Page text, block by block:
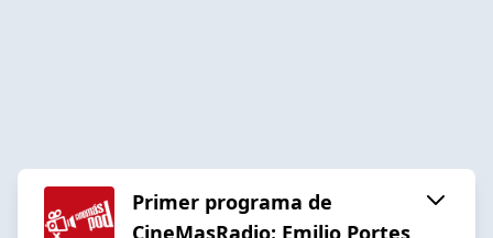
Primer programa de
CineMasRadio: Emilio Portes